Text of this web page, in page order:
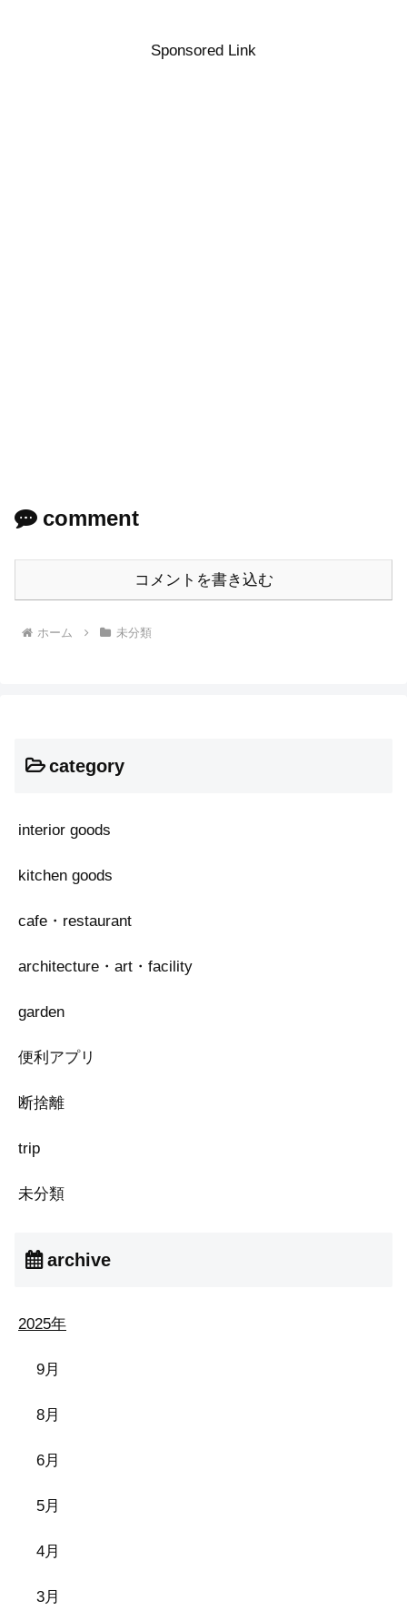
Sponsored Link
comment
コメントを書き込む
ホーム 未分類
category
interior goods
kitchen goods
cafe・restaurant
architecture・art・facility
garden
便利アプリ
断捨離
trip
未分類
archive
2025年
9月
8月
6月
5月
4月
3月